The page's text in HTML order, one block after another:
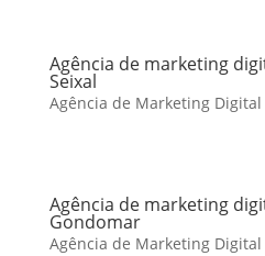
Agência de marketing
Seixal
Agência de Marketing
Agência de marketing
Gondomar
Agência de Marketing